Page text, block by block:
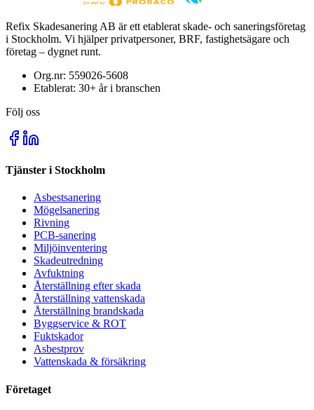
Refix Skadesanering AB är ett etablerat skade- och saneringsföretag
i Stockholm. Vi hjälper privatpersoner, BRF, fastighetsägare och
företag – dygnet runt.
Org.nr: 559026-5608
Etablerat: 30+ år i branschen
Följ oss
Tjänster i Stockholm
Asbestsanering
Mögelsanering
Rivning
PCB-sanering
Miljöinventering
Skadeutredning
Avfuktning
Återställning efter skada
Återställning vattenskada
Återställning brandskada
Byggservice & ROT
Fuktskador
Asbestprov
Vattenskada & försäkring
Företaget